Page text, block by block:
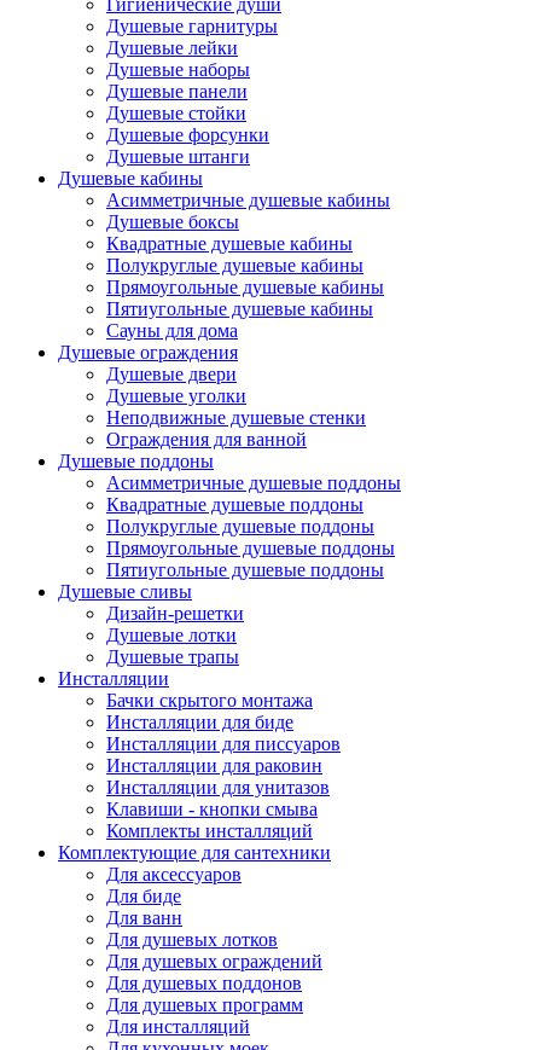
Гигиенические души
Душевые гарнитуры
Душевые лейки
Душевые наборы
Душевые панели
Душевые стойки
Душевые форсунки
Душевые штанги
Душевые кабины
Асимметричные душевые кабины
Душевые боксы
Квадратные душевые кабины
Полукруглые душевые кабины
Прямоугольные душевые кабины
Пятиугольные душевые кабины
Сауны для дома
Душевые ограждения
Душевые двери
Душевые уголки
Неподвижные душевые стенки
Ограждения для ванной
Душевые поддоны
Асимметричные душевые поддоны
Квадратные душевые поддоны
Полукруглые душевые поддоны
Прямоугольные душевые поддоны
Пятиугольные душевые поддоны
Душевые сливы
Дизайн-решетки
Душевые лотки
Душевые трапы
Инсталляции
Бачки скрытого монтажа
Инсталляции для биде
Инсталляции для писсуаров
Инсталляции для раковин
Инсталляции для унитазов
Клавиши - кнопки смыва
Комплекты инсталляций
Комплектующие для сантехники
Для аксессуаров
Для биде
Для ванн
Для душевых лотков
Для душевых ограждений
Для душевых поддонов
Для душевых программ
Для инсталляций